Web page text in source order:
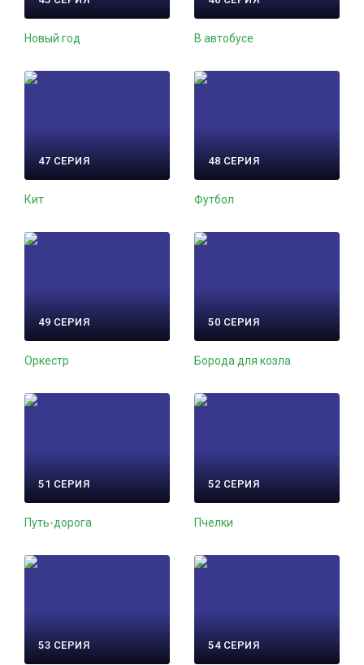
Новый год В автобусе
47 СЕРИЯ
Кит
48 СЕРИЯ
Футбол
49 СЕРИЯ
Оркестр
50 СЕРИЯ
Борода для козла
51 СЕРИЯ
Путь-дорога
52 СЕРИЯ
Пчелки
53 СЕРИЯ 54 СЕРИЯ